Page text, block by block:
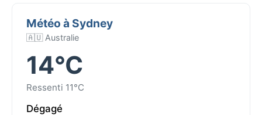
Météo à Sydney
🇦🇺 Australie
14°C
Ressenti 11°C
Dégagé